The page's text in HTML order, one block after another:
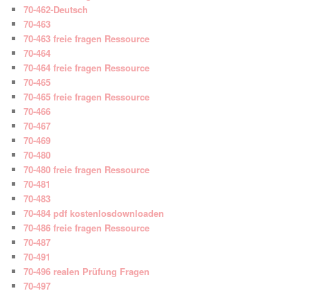
70-462-Deutsch
70-463
70-463 freie fragen Ressource
70-464
70-464 freie fragen Ressource
70-465
70-465 freie fragen Ressource
70-466
70-467
70-469
70-480
70-480 freie fragen Ressource
70-481
70-483
70-484 pdf kostenlosdownloaden
70-486 freie fragen Ressource
70-487
70-491
70-496 realen Prüfung Fragen
70-497